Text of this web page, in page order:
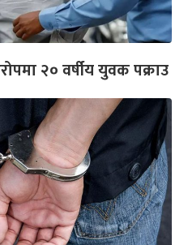
२० वर्षीय युवक पक्राउ